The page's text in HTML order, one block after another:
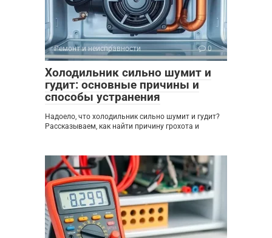
Ремонт и неисправности 0
Холодильник сильно шумит и
гудит: основные причины и
способы устранения
Надоело, что холодильник сильно шумит и гудит?
Рассказываем, как найти причину грохота и